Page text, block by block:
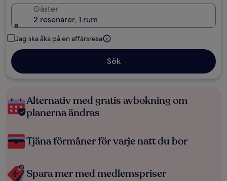
Gäster
2 resenärer, 1 rum
Jag ska åka på en affärsresa
Sök
Alternativ med gratis avbokning om
planerna ändras
Tjäna förmåner för varje natt du bor
Spara mer med medlemspriser